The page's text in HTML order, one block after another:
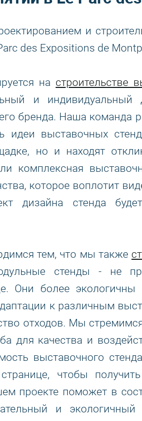
и
des Expositions de
на строительстве
и
бренда. Наша команда
идеи выставочных
но и находят
комплексная
которое воплотит
дизайна стенда
тем, что мы также
стенды - не
Они более экологичны
к различным
отходов. Мы
для качества и
выставочного
чтобы
проекте поможет в
и